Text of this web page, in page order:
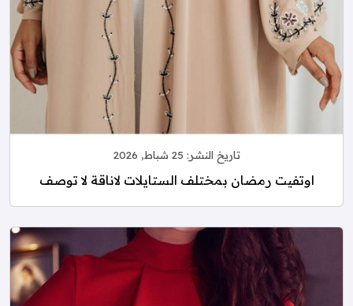
تاريخ النشر: 25 شباط, 2026
اوتفيت رمضان بمختلف الستايلات لاناقة لا توصف